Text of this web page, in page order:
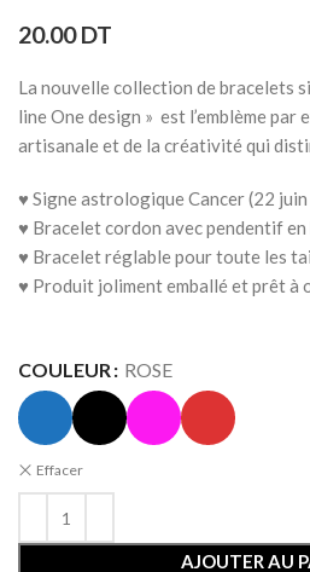
20.00DT
La nouvelle collection de bracelets
line One design » est l’emblème
artisanale et de la créativité qui
♥ Signe astrologique Cancer (22
♥ Bracelet cordon avec pendentif en
♥ Bracelet réglable pour toute les
♥ Produit joliment emballé et prêt à
COULEUR ROSE
Effacer
AJOUTER AU